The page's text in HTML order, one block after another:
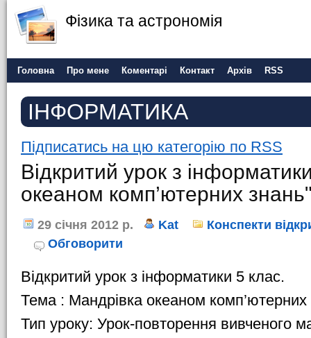
Фізика та астрономія
Головна Про мене Коментарі Контакт Архів RSS
ІНФОРМАТИКА
Підписатись на цю категорію по RSS
Відкритий урок з
океаном комп’ютерних
29 січня 2012 р. Kat
Конспекти
Обговорити
Відкритий урок з інформатики 5 клас.
Тема : Мандрівка океаном комп’ютерних
Тип уроку: Урок-повторення вивченого